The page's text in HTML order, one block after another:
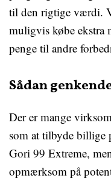
til den rigtige værdi.
muligvis købe ekstra
penge til andre
Sådan
Der er mange
som at tilbyde billige
Gori 99 Extreme,
opmærksom på